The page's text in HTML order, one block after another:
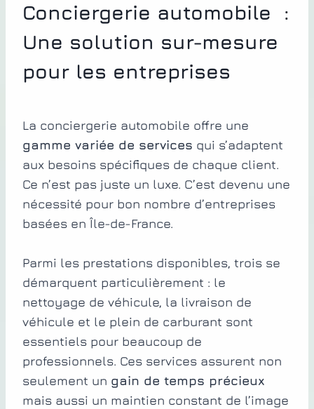
Conciergerie automobile :
Une solution sur-mesure
pour les entreprises
La conciergerie automobile offre une
gamme variée de services qui s’adaptent
aux besoins spécifiques de chaque client.
Ce n’est pas juste un luxe. C’est devenu une
nécessité pour bon nombre d’entreprises
basées en Île-de-France.
Parmi les prestations disponibles, trois se
démarquent particulièrement : le
nettoyage de véhicule, la livraison de
véhicule et le plein de carburant sont
essentiels pour beaucoup de
professionnels. Ces services assurent non
seulement un gain de temps précieux
mais aussi un maintien constant de l’image